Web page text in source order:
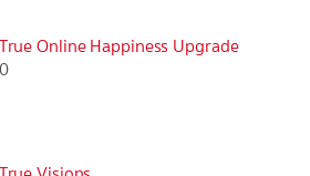
True Online Happiness Upgrade
0